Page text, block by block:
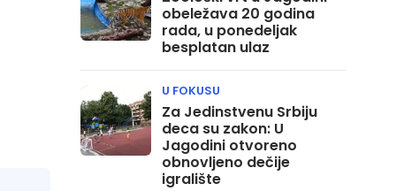
obeležava 20 godina
rada, u ponedeljak
besplatan ulaz
Za Jedinstvenu Srbiju
deca su zakon: U
Jagodini otvoreno
obnovljeno dečije
igralište
U FOKUSU